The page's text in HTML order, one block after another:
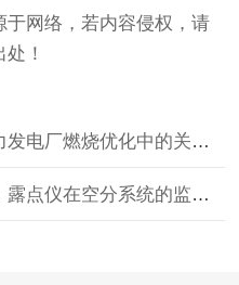
网络，若内容侵权，请
！
厂燃烧优化中的关键技术
在空分系统的监测赋能路径